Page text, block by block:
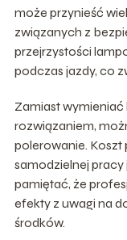
może przynieść
związanych z
przejrzystości
podczas jazdy, co
Zamiast
rozwiązaniem,
polerowanie. Koszt
samodzielnej pracy
pamiętać, że
efekty z uwagi na
środków.